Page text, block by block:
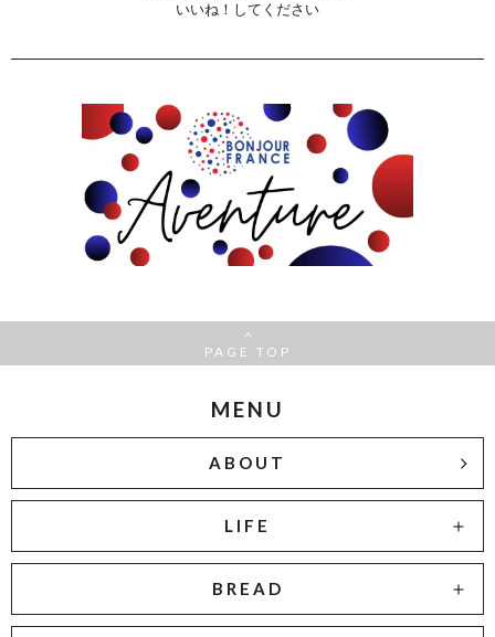
いいね！してください
PAGE TOP
MENU
ABOUT
LIFE
BREAD